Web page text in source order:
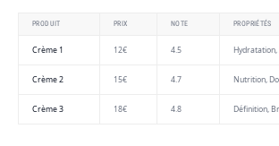
PRODUIT PRIX NOTE PROPRIÉTÉS
Crème 1 12€ 4.5
Crème 2 15€ 4.7 Nutrition,
Crème 3 18€ 4.8 Définition,